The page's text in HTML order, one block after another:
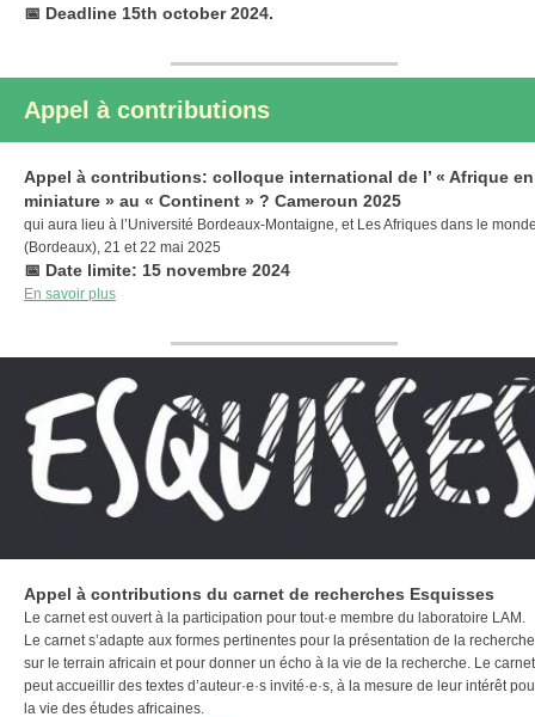
📅 Deadline 15th october 2024.
Appel à contributions
Appel à contributions: colloque international de l’ « Afrique en
miniature » au « Continent » ? Cameroun 2025
qui aura lieu à l’Université Bordeaux-Montaigne, et Les Afriques dans le
(Bordeaux), 21 et 22 mai 2025
📅 Date limite: 15 novembre 2024
En savoir plus
Appel à contributions du carnet de recherches Esquisses
Le carnet est ouvert à la participation pour tout·e membre du laboratoire LAM.
Le carnet s’adapte aux formes pertinentes pour la présentation de la recherche
sur le terrain africain et pour donner un écho à la vie de la recherche. Le carnet
peut accueillir des textes d’auteur·e·s invité·e·s, à la mesure de leur intérêt
la vie des études africaines.